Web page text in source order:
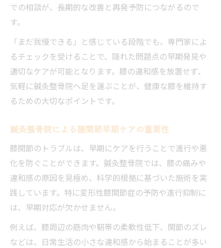
での相談が、長期的な改善と再発予防につながるので
す。
「まだ我慢できる」と感じている段階でも、専門家によ
るチェックを受けることで、隠れた問題点の早期発見や
適切なケアが可能となります。膝の違和感を放置せず、
気軽に鍼灸整骨院へ足を運ぶことが、健康な膝を維持す
るための大切なポイントです。
鍼灸整骨院による膝関節早期ケアの重要性
膝関節のトラブルは、早期にケアを行うことで進行や悪
化を防ぐことができます。鍼灸整骨院では、膝の痛みや
違和感の原因を見極め、科学的根拠に基づいた施術を実
践しています。特に変形性膝関節症の予防や進行抑制に
は、早期対応が欠かせません。
例えば、膝周辺の筋肉や靭帯の柔軟性低下、関節のズレ
などは、日常生活の小さな違和感から始まることが多い